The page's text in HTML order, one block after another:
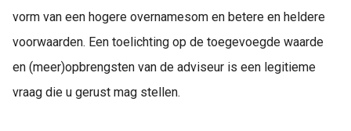
vorm van een hogere overnamesom en betere en heldere
voorwaarden. Een toelichting op de toegevoegde waarde
en (meer)opbrengsten van de adviseur is een legitieme
vraag die u gerust mag stellen.